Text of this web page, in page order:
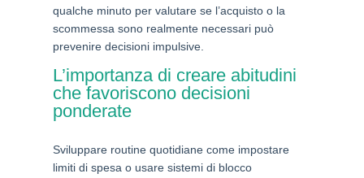
qualche minuto per valutare se l’acquisto o la
scommessa sono realmente necessari può
prevenire decisioni impulsive.
L’importanza di creare abitudini
che favoriscono decisioni
ponderate
Sviluppare routine quotidiane come impostare
limiti di spesa o usare sistemi di blocco